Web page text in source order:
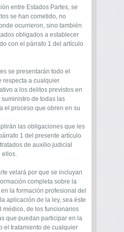
entre Estados Partes, se
se han cometido, no
ocurrieron, sino también
obligados a establecer
con el párrafo 1 del artículo
se presentarán todo el
respecta a cualquier
a los delitos previstos en
de todas las
el proceso que obren en su
las obligaciones que les
1 del presente artículo
de auxilio judicial
ellos.
velará por que se incluyan
completa sobre la
la formación profesional del
aplicación de la ley, sea éste
médico, de los funcionarios
que puedan participar en la
el tratamiento de cualquier